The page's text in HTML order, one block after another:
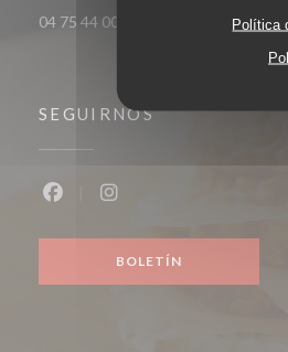
Política
04 75 44 00 04
SEGUIRNOS
BOLETÍN